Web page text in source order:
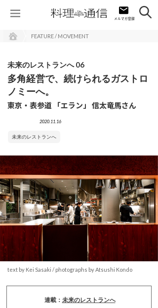
FEATURE / MOVEMENT
未来のレストランへ 06
多角経営で、続けられるガストロ
ノミーへ。
東京・表参道 「エラン」 信太竜馬さん
2020.11.16
未来のレストランへ
text by Kei Sasaki / photographs by Atsushi Kondo
連載： 未来のレストランへ